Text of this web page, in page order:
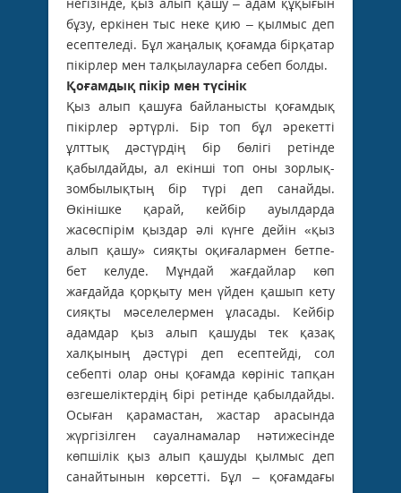
негізінде, қыз алып қашу – адам құқығын
бұзу, еркінен тыс неке қию – қылмыс деп
есептеледі. Бұл жаңалық қоғамда бірқатар
пікірлер мен талқылауларға себеп болды.
Қоғамдық пікір мен түсінік
Қыз алып қашуға байланысты қоғамдық
пікірлер әртүрлі. Бір топ бұл әрекетті
ұлттық дәстүрдің бір бөлігі ретінде
қабылдайды, ал екінші топ оны зорлық-
зомбылықтың бір түрі деп санайды.
Өкінішке қарай, кейбір ауылдарда
жасөспірім қыздар әлі күнге дейін «қыз
алып қашу» сияқты оқиғалармен бетпе-
бет келуде. Мұндай жағдайлар көп
жағдайда қорқыту мен үйден қашып кету
сияқты мәселелермен ұласады. Кейбір
адамдар қыз алып қашуды тек қазақ
халқының дәстүрі деп есептейді, сол
себепті олар оны қоғамда көрініс тапқан
өзгешеліктердің бірі ретінде қабылдайды.
Осыған қарамастан, жастар арасында
жүргізілген сауалнамалар нәтижесінде
көпшілік қыз алып қашуды қылмыс деп
санайтынын көрсетті. Бұл – қоғамдағы